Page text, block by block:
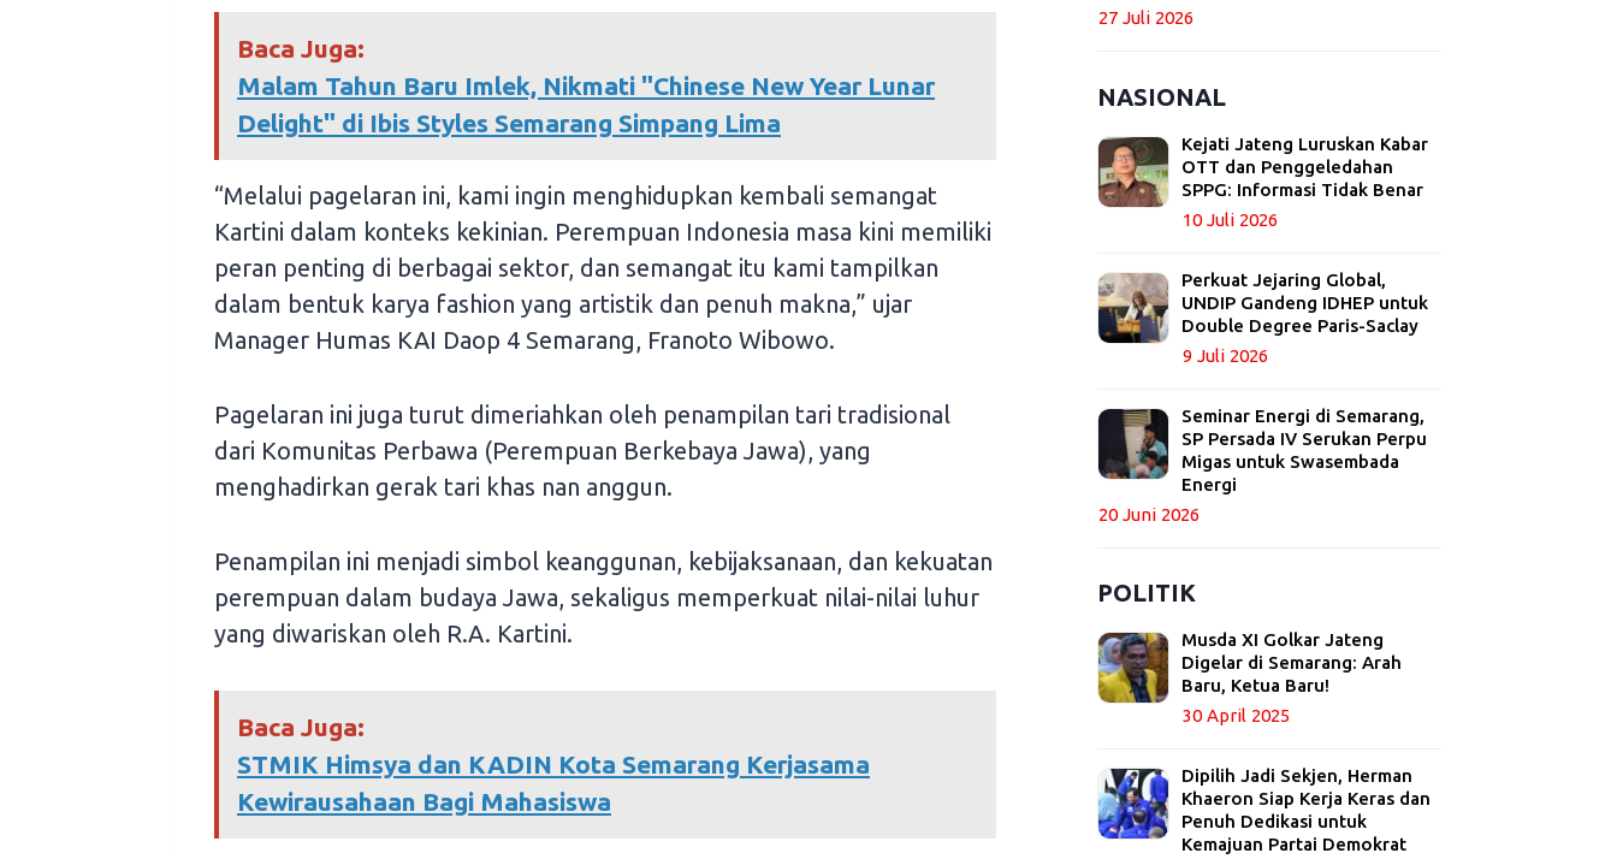
Baca Juga:
Malam Tahun Baru Imlek, Nikmati "Chinese New Year Lunar
Delight" di Ibis Styles Semarang Simpang Lima
“Melalui pagelaran ini, kami ingin menghidupkan kembali semangat
Kartini dalam konteks kekinian. Perempuan Indonesia masa kini memiliki
peran penting di berbagai sektor, dan semangat itu kami tampilkan
dalam bentuk karya fashion yang artistik dan penuh makna,” ujar
Manager Humas KAI Daop 4 Semarang, Franoto Wibowo.
Pagelaran ini juga turut dimeriahkan oleh penampilan tari tradisional
dari Komunitas Perbawa (Perempuan Berkebaya Jawa), yang
menghadirkan gerak tari khas nan anggun.
Penampilan ini menjadi simbol keanggunan, kebijaksanaan, dan kekuatan
perempuan dalam budaya Jawa, sekaligus memperkuat nilai-nilai luhur
yang diwariskan oleh R.A. Kartini.
Baca Juga:
STMIK Himsya dan KADIN Kota Semarang Kerjasama
Kewirausahaan Bagi Mahasiswa
27 Juli 2026
NASIONAL
Kejati Jateng Luruskan Kabar
OTT dan Penggeledahan
SPPG: Informasi Tidak Benar
10 Juli 2026
Perkuat Jejaring Global,
UNDIP Gandeng IDHEP untuk
Double Degree Paris-Saclay
9 Juli 2026
Seminar Energi di Semarang,
SP Persada IV Serukan Perpu
Migas untuk Swasembada
Energi
20 Juni 2026
POLITIK
Musda XI Golkar Jateng
Digelar di Semarang: Arah
Baru, Ketua Baru!
30 April 2025
Dipilih Jadi Sekjen, Herman
Khaeron Siap Kerja Keras dan
Penuh Dedikasi untuk
Kemajuan Partai Demokrat